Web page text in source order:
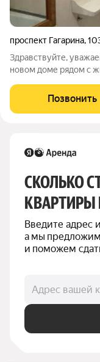
проспект Гагарина,
Здравствуйте,
новом доме рядом с
центр Гагаринский .
Улучшенная
Позвонить
СКОЛЬКО
КВАРТИРЫ
Введите адрес
а мы
и поможем
Адрес вашей